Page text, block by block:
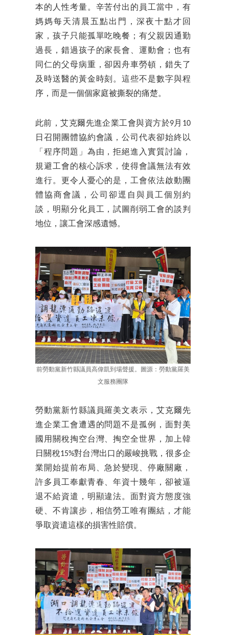
本的人性考量。辛苦付出的員工當中，有
媽媽每天清晨五點出門，深夜十點才回
家，孩子只能孤單吃晚餐；有父親因通勤
過長，錯過孩子的家長會、運動會；也有
同仁的父母病重，卻因舟車勞頓，錯失了
及時送醫的黃金時刻。這些不是數字與程
序，而是一個個家庭被撕裂的痛楚。
此前，艾克爾先進企業工會與資方於9月10
日召開團體協約會議，公司代表卻始終以
「程序問題」為由，拒絕進入實質討論，
規避工會的核心訴求，使得會議無法有效
進行。更令人憂心的是，工會依法啟動團
體協商會議，公司卻逕自與員工個別約
談，明顯分化員工，試圖削弱工會的談判
地位，讓工會深感遺憾。
前勞動黨新竹縣議員高偉凱到場聲援。圖源：勞動黨羅美
文服務團隊
勞動黨新竹縣議員羅美文表示，艾克爾先
進企業工會遭遇的問題不是孤例，面對美
國用關稅掏空台灣、掏空全世界，加上韓
日關稅15%對台灣出口的嚴峻挑戰，很多企
業開始提前布局、急於變現、停廠關廠，
許多員工奉獻青春、年資十幾年，卻被逼
退不給資遣，明顯違法。面對資方態度強
硬、不肯讓步，相信勞工唯有團結，才能
爭取資遣這樣的損害性賠償。